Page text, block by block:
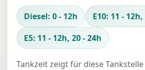
Diesel: 0 - 12h
E10: 11 -
E5: 11 - 12h, 20 - 24h
Tankzeit zeigt für diese